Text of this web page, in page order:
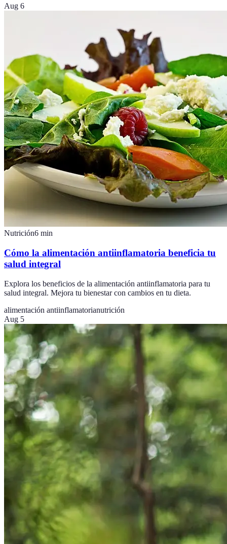
Aug 6
Nutrición6 min
Cómo la alimentación antiinflamatoria beneficia tu
salud integral
Explora los beneficios de la alimentación antiinflamatoria para tu
salud integral. Mejora tu bienestar con cambios en tu dieta.
alimentación antiinflamatorianutrición
Aug 5